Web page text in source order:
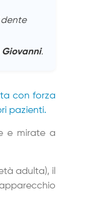
Giovanni.
con forza
pazienti.
e mirate a
adulta), il